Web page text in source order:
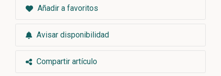
Añadir a favoritos
Avisar disponibilidad
Compartir artículo